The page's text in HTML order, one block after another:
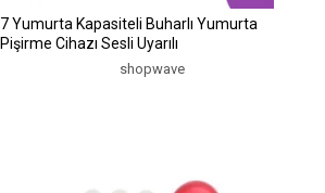
7 Yumurta Kapasiteli Buharlı Yumurta
Pişirme Cihazı Sesli Uyarılı
shopwave